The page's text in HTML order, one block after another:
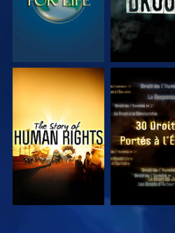
REGARDER REGARDER